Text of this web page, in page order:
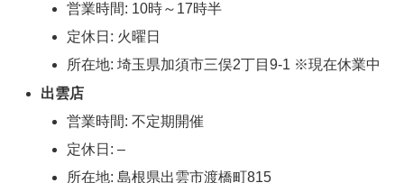
営業時間: 10時～17時半
定休日: 火曜日
所在地: 埼玉県加須市三俣2丁目9-1 ※現在休業中
出雲店
営業時間: 不定期開催
定休日: –
所在地: 島根県出雲市渡橋町815